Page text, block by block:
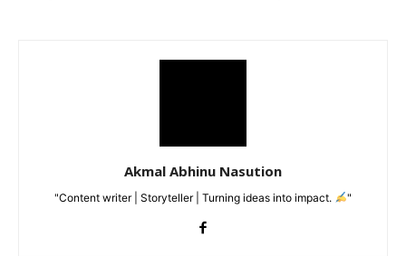
Akmal Abhinu Nasution
"Content writer | Storyteller | Turning ideas into impact. "